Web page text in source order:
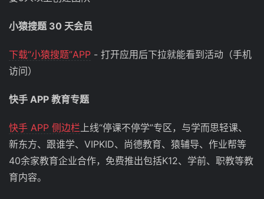
小猿搜题 30 天会员
下载“小猿搜题”APP - 打开应用后下拉就能看到活动（手机
访问）
快手 APP 教育专题
快手 APP 侧边栏上线“停课不停学”专区，与学而思轻课、
新东方、跟谁学、VIPKID、尚德教育、猿辅导、作业帮等
40余家教育企业合作，免费推出包括K12、学前、职教等教
育内容。